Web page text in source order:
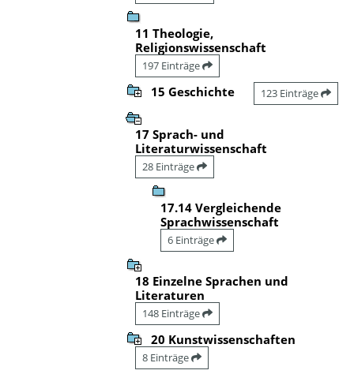
11 Theologie,
Religionswissenschaft
197 Einträge
15 Geschichte 123 Einträge
17 Sprach- und
Literaturwissenschaft
28 Einträge
17.14 Vergleichende
Sprachwissenschaft
6 Einträge
18 Einzelne Sprachen und
Literaturen
148 Einträge
20 Kunstwissenschaften
8 Einträge